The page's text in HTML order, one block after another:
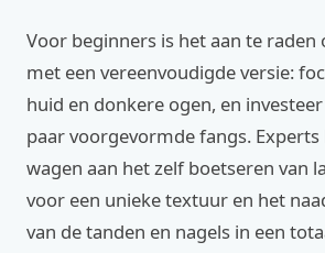
Voor beginners is het aan te raden
met een vereenvoudigde versie:
huid en donkere ogen, en
paar voorgevormde fangs. Experts
wagen aan het zelf boetseren van
voor een unieke textuur en het
van de tanden en nagels in een